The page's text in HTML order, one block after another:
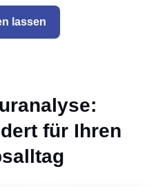
lassen
für Ihren